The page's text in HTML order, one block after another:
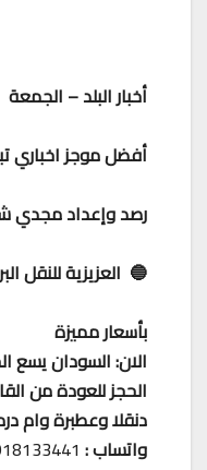
أخبار البلد – الجمعة ٢٦ يونيو ٢٠٢٦م
أفضل موجز اخباري
رصد وإعداد مجدي
🔵 العزيزية للنقل
بأسعار مميزة
الان: السودان يسع
الحجز للعودة من
دنقلا وعطبرة وام
واتساب :